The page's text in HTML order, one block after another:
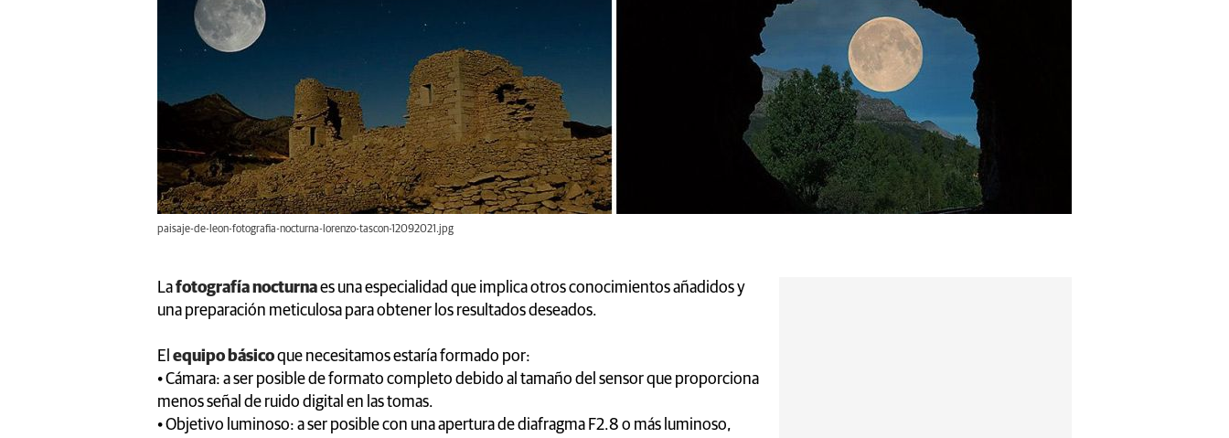
paisaje-de-leon-fotografia-nocturna-lorenzo-tascon-12092021.jpg
Lafotografía nocturnaes una especialidad que implica otros conocimientos añadidos y
una preparación meticulosa para obtener los resultados deseados.
El equipo básicoque necesitamos estaría formado por:
• Cámara: a ser posible de formato completo debido al tamaño del sensor que proporciona
menos señal de ruido digital en las tomas.
• Objetivo luminoso: a ser posible con una apertura de diafragma F2.8 o más luminoso,